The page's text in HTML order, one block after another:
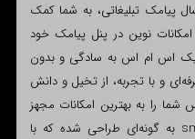
پیامک تبلیغاتی، به شما کمک
امکانات نوین در پنل پیامک خود
نیک اس ام اس به سادگی و بدون
و با تجربه، از تخیل و دانش
را به بهترین امکانات مجهز
کنیم. در نیک اس ام اس، ارسال sms به گونه‌ای طراحی شده که با